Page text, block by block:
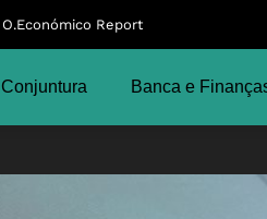
O.Económico Report
Conjuntura Banca e